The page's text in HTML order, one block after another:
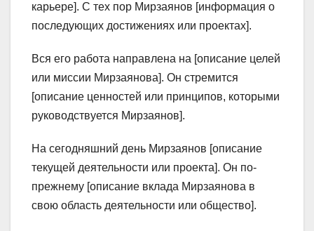
карьере]. С тех пор Мирзаянов [информация о
последующих достижениях или проектах].
Вся его работа направлена на [описание целей
или миссии Мирзаянова]. Он стремится
[описание ценностей или принципов, которыми
руководствуется Мирзаянов].
На сегодняшний день Мирзаянов [описание
текущей деятельности или проекта]. Он по-
прежнему [описание вклада Мирзаянова в
свою область деятельности или общество].